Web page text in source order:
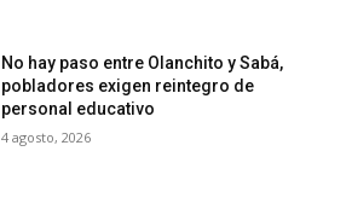
No hay paso entre Olanchito y Sabá,
pobladores exigen reintegro de
personal educativo
4 agosto, 2026